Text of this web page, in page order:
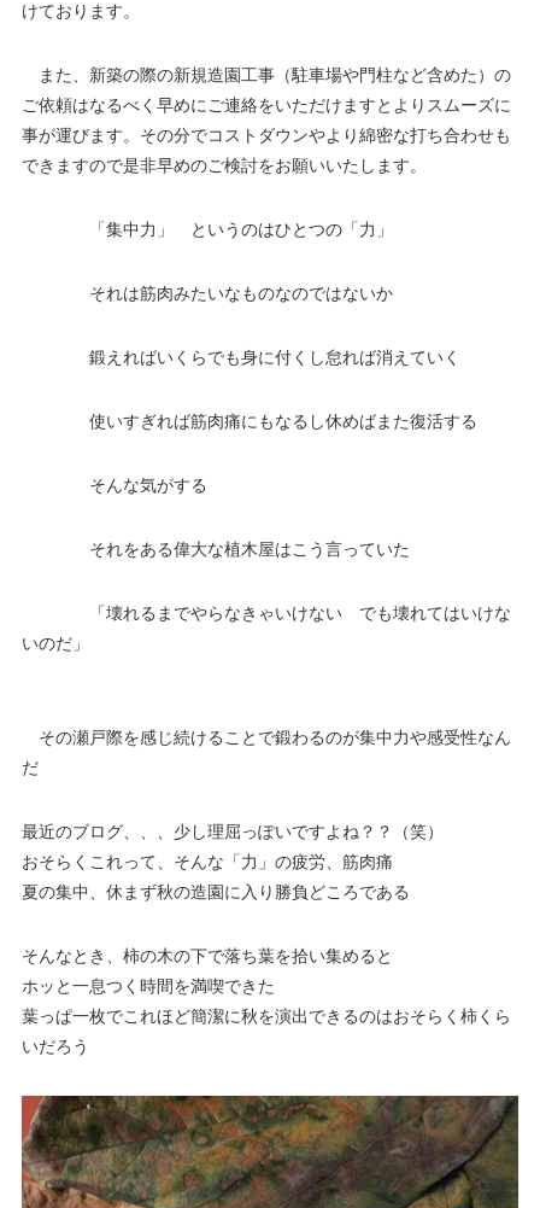
けております。
また、新築の際の新規造園工事（駐車場や門柱など含めた）の
ご依頼はなるべく早めにご連絡をいただけますとよりスムーズに
事が運びます。その分でコストダウンやより綿密な打ち合わせも
できますので是非早めのご検討をお願いいたします。
「集中力」 というのはひとつの「力」
それは筋肉みたいなものなのではないか
鍛えればいくらでも身に付くし怠れば消えていく
使いすぎれば筋肉痛にもなるし休めばまた復活する
そんな気がする
それをある偉大な植木屋はこう言っていた
「壊れるまでやらなきゃいけない でも壊れてはいけな
いのだ」
その瀬戸際を感じ続けることで鍛わるのが集中力や感受性なん
だ
最近のブログ、、、少し理屈っぽいですよね？？（笑）
おそらくこれって、そんな「力」の疲労、筋肉痛
夏の集中、休まず秋の造園に入り勝負どころである
そんなとき、柿の木の下で落ち葉を拾い集めると
ホッと一息つく時間を満喫できた
葉っぱ一枚でこれほど簡潔に秋を演出できるのはおそらく柿くら
いだろう